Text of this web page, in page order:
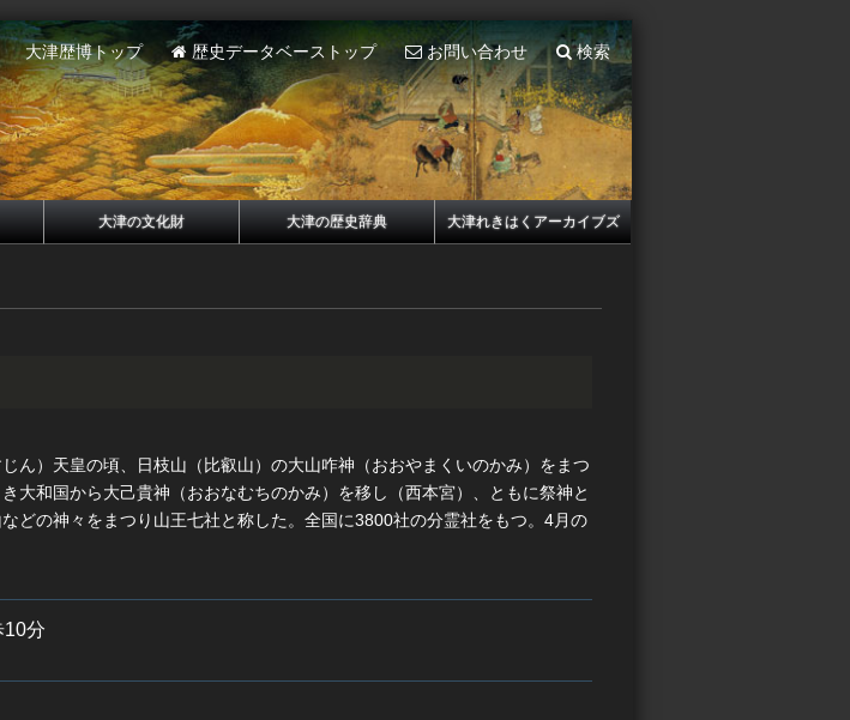
大津歴博トップ 歴史データベーストップ お問い合わせ 検索
大津の文化財 大津の歴史辞典 大津れきはくアーカイブズ
ん）天皇の頃、日枝山（比叡山）の大山咋神（おおやまくいのかみ）をまつ
大和国から大己貴神（おおなむちのかみ）を移し（西本宮）、ともに祭神と
どの神々をまつり山王七社と称した。全国に3800社の分霊社をもつ。4月の
10分